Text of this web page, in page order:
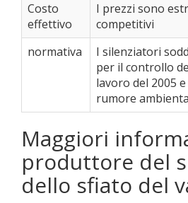
Costo
effettivo
I prezzi sono
competitivi
normativa
I silenziatori
per il controllo
lavoro del 2005
rumore
Maggiori
produttore del
dello sfiato del